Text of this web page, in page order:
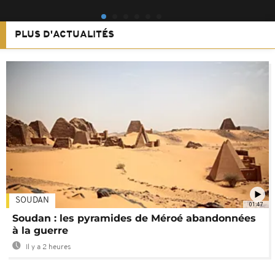
PLUS D'ACTUALITÉS
01:47
SOUDAN
Soudan : les pyramides de Méroé abandonnées
à la guerre
Il y a 2 heures